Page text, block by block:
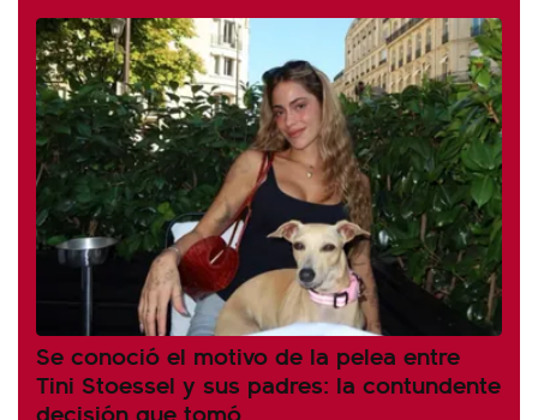
Se conoció el motivo de la pelea entre
Tini Stoessel y sus padres: la contundente
decisión que tomó